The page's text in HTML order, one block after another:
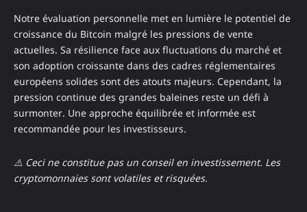
Notre évaluation personnelle met en lumière le potentiel de
croissance du Bitcoin malgré les pressions de vente
actuelles. Sa résilience face aux fluctuations du marché et
son adoption croissante dans des cadres réglementaires
européens solides sont des atouts majeurs. Cependant, la
pression continue des grandes baleines reste un défi à
surmonter. Une approche équilibrée et informée est
recommandée pour les investisseurs.
⚠️ Ceci ne constitue pas un conseil en investissement. Les
cryptomonnaies sont volatiles et risquées.